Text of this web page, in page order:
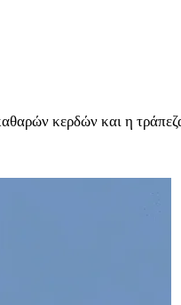
κερδών και η τράπεζα